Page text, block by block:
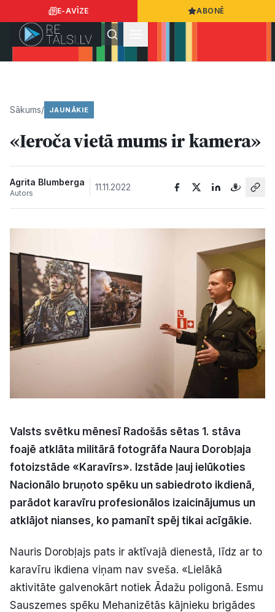
E-AVĪZE ABONĒ
Ziņas
Sabiedrība
Kultūra
Bizness
Sludinājumi
Pasākumi
Politiskā reklāma
Sākums/ JAUNĀKIE
«Ieroča vietā mums ir kamera»
Agrita Blumberga
Autors
11.11.2022
Valsts svētku mēnesī Radošās sētas 1. stāva
foajē atklāta militārā fotogrāfa Naura Dorobļaja
fotoizstāde «Karavīrs». Izstāde ļauj ielūkoties
Nacionālo bruņoto spēku un sabiedroto ikdienā,
parādot karavīru profesionālos izaicinājumus un
atklājot nianses, ko pamanīt spēj tikai acīgākie.
Nauris Dorobļajs pats ir aktīvajā dienestā, līdz ar to
karavīru ikdiena viņam nav sveša. «Lielākā
aktivitāte galvenokārt notiek Ādažu poligonā. Esmu
Sauszemes spēku Mehanizētās kājnieku brigādes